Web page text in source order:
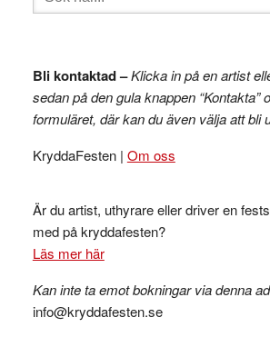
Bli kontaktad –Klicka in på en artist
sedan på den gula knappen “Kontakta”
formuläret, där kan du även välja att bli
KryddaFesten | Om oss
Är du artist, uthyrare eller driver en
med på kryddafesten?
Läs mer här
Kan inte ta emot bokningar via denna
info@kryddafesten.se